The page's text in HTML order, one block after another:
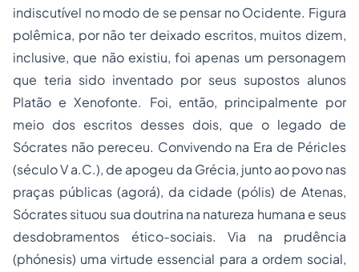
indiscutível no modo de se pensar no Ocidente. Figura
polêmica, por não ter deixado escritos, muitos dizem,
inclusive, que não existiu, foi apenas um personagem
que teria sido inventado por seus supostos alunos
Platão e Xenofonte. Foi, então, principalmente por
meio dos escritos desses dois, que o legado de
Sócrates não pereceu. Convivendo na Era de Péricles
(século V a.C.), de apogeu da Grécia, junto ao povo nas
praças públicas (agorá), da cidade (pólis) de Atenas,
Sócrates situou sua doutrina na natureza humana e seus
desdobramentos ético-sociais. Via na prudência
(phónesis) uma virtude essencial para a ordem social,